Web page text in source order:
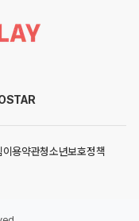
STAR
이용약관청소년보호정책